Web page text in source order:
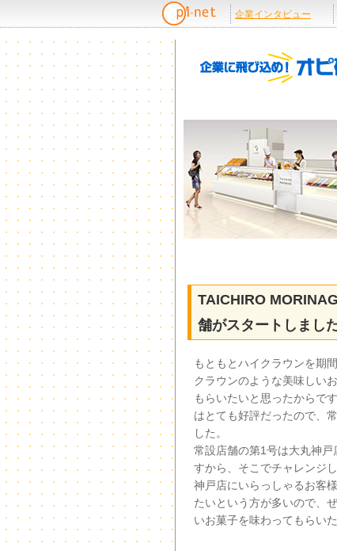
TAICHIRO
舗がスタートしまし
もともとハイクラウンを期
クラウンのような美味しい
もらいたいと思ったからで
はとても好評だったので、
した。
常設店舗の第1号は大丸神
すから、そこでチャレンジ
神戸店にいらっしゃるお客
たいという方が多いので、
いお菓子を味わってもらい